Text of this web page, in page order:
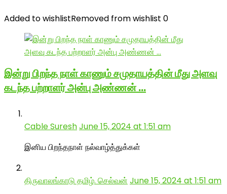
Added to wishlistRemoved from wishlist 0
இன்று பிறந்த நாள் காணும் சமுதாயத்தின் மீது அளவு
கடந்த பற்றாளர் அன்பு அண்ணன் …
Cable SureshJune 15, 2024 at 1:51 am
இனிய பிறந்தநாள் நல்வாழ்த்துக்கள்
திருவாலங்காடு தமிழ். செல்வன் June 15, 2024 at 1:51 am